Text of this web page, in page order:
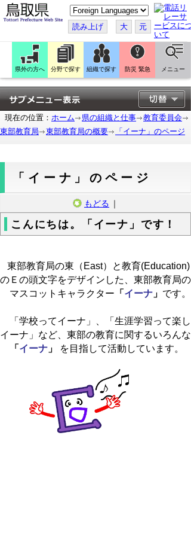
こ
の
ペ
ー
ジ
翻
訳
す
る
読み上げ 大 元
県外の方へ 分野で探す 組織で探す 防災 緊急 メニュー
現在の位置： ホーム 県の組織と仕事
教育委員会
東部教育局
東部教育局の概要 「イーナ」のページ
「イーナ」のページ
もどる ｜
こんにちは。「イーナ」です！
東部教育局の東（East）と教育(Education)
のＥの頭文字をデザインした、東部教育局の
マスコットキャラクター 「 イーナ 」 です。
「学校ってイーナ」、「生涯学習って楽し
イーナ」など、東部の教育に関するいろんな
「 イーナ 」 を目指して活動しています。